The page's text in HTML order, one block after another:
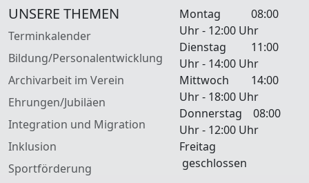
UNSERE THEMEN
Terminkalender
Bildung/Personalentwicklung
Archivarbeit im Verein
Ehrungen/Jubiläen
Integration und Migration
Inklusion
Sportförderung
Montag 08:00
Uhr - 12:00 Uhr
Dienstag 11:00
Uhr - 14:00 Uhr
Mittwoch 14:00
Uhr - 18:00 Uhr
Donnerstag 08:00
Uhr - 12:00 Uhr
Freitag
geschlossen